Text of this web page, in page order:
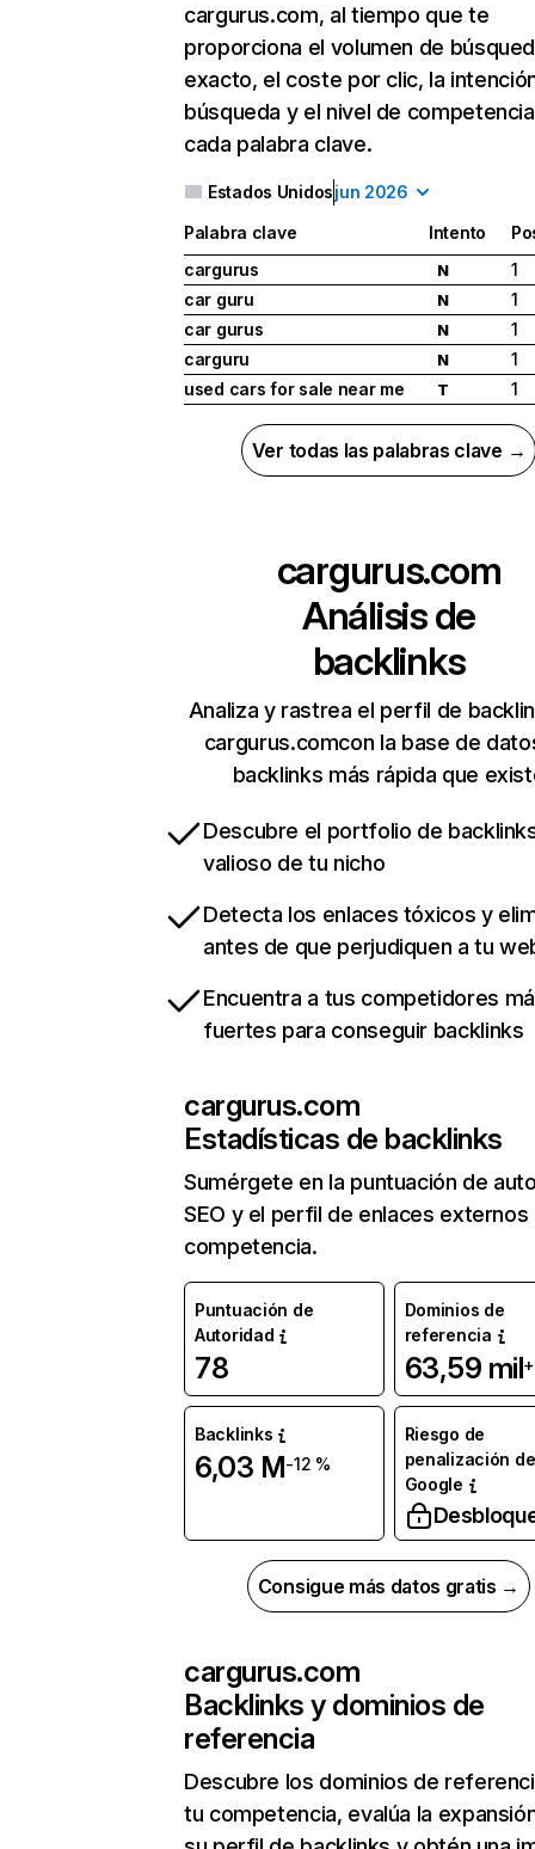
cargurus.com, al tiempo que te
proporciona el volumen de
exacto, el coste por clic, la
búsqueda y el nivel de
cada palabra clave.
Estados Unidosjun 2026
Palabra clave Intento
cargurus
N
1
car guru
N
1
car gurus
N
1
carguru
N
1
used cars for sale near me
T 1
Ver todas las palabras clave →
cargurus.com
Análisis de
backlinks
Analiza y rastrea el perfil de
cargurus.comcon la base de
backlinks más rápida que
Descubre el portfolio de
valioso de tu nicho
Detecta los enlaces tóxicos y
antes de que perjudiquen a tu
Encuentra a tus competidores
fuertes para conseguir backlinks
cargurus.com
Estadísticas de backlinks
Sumérgete en la puntuación de
SEO y el perfil de enlaces externos
competencia.
Puntuación de
Autoridad
78
Dominios de
referencia
63,59 mil
Backlinks
6,03 M-12 %
Riesgo de
penalización de
Google
Consigue más datos gratis →
cargurus.com
Backlinks y dominios de
referencia
Descubre los dominios de
tu competencia, evalúa la